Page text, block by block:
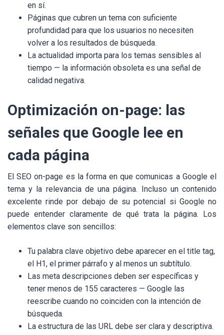
en sí.
Páginas que cubren un tema con suficiente
profundidad para que los usuarios no necesiten
volver a los resultados de búsqueda.
La actualidad importa para los temas sensibles al
tiempo — la información obsoleta es una señal de
calidad negativa.
Optimización on-page: las
señales que Google lee en
cada página
El SEO on-page es la forma en que comunicas a Google el
tema y la relevancia de una página. Incluso un contenido
excelente rinde por debajo de su potencial si Google no
puede entender claramente de qué trata la página. Los
elementos clave son sencillos:
Tu palabra clave objetivo debe aparecer en el title tag,
el H1, el primer párrafo y al menos un subtítulo.
Las meta descripciones deben ser específicas y
tener menos de 155 caracteres — Google las
reescribe cuando no coinciden con la intención de
búsqueda.
La estructura de las URL debe ser clara y descriptiva.